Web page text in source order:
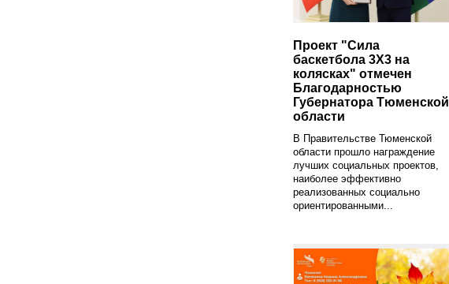
Проект "Сила
баскетбола 3X3 на
колясках" отмечен
Благодарностью
Губернатора Тюменской
области
В Правительстве Тюменской
области прошло награждение
лучших социальных проектов,
наиболее эффективно
реализованных социально
ориентированными...